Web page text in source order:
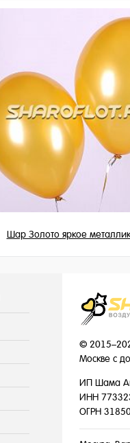
Шар Золото яркое
©
Москве с
ИП Шама
ИНН
ОГРН